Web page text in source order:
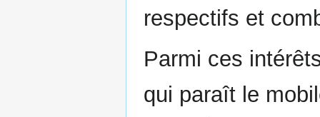
respectifs et
Parmi ces
qui paraît le